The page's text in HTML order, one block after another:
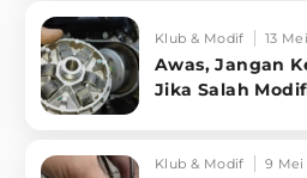
Klub & Modif 13
Awas, Jangan
Jika Salah
Klub & Modif 9 Mei